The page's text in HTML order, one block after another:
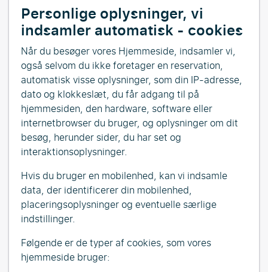
Personlige oplysninger, vi
indsamler automatisk - cookies
Når du besøger vores Hjemmeside, indsamler vi,
også selvom du ikke foretager en reservation,
automatisk visse oplysninger, som din IP-adresse,
dato og klokkeslæt, du får adgang til på
hjemmesiden, den hardware, software eller
internetbrowser du bruger, og oplysninger om dit
besøg, herunder sider, du har set og
interaktionsoplysninger.
Hvis du bruger en mobilenhed, kan vi indsamle
data, der identificerer din mobilenhed,
placeringsoplysninger og eventuelle særlige
indstillinger.
Følgende er de typer af cookies, som vores
hjemmeside bruger: